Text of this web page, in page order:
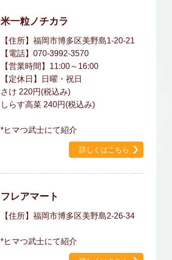
米一粒ノチカラ
【住所】福岡市博多区美野島1-20-21
【電話】070-3992-3570
【営業時間】11:00～16:00
【定休日】日曜・祝日
さけ 220円(税込み)
しらす高菜 240円(税込み)
*ヒマつ武士にて紹介
詳しくはこちら
フレアマート
【住所】福岡市博多区美野島2-26-34
*ヒマつ武士にて紹介